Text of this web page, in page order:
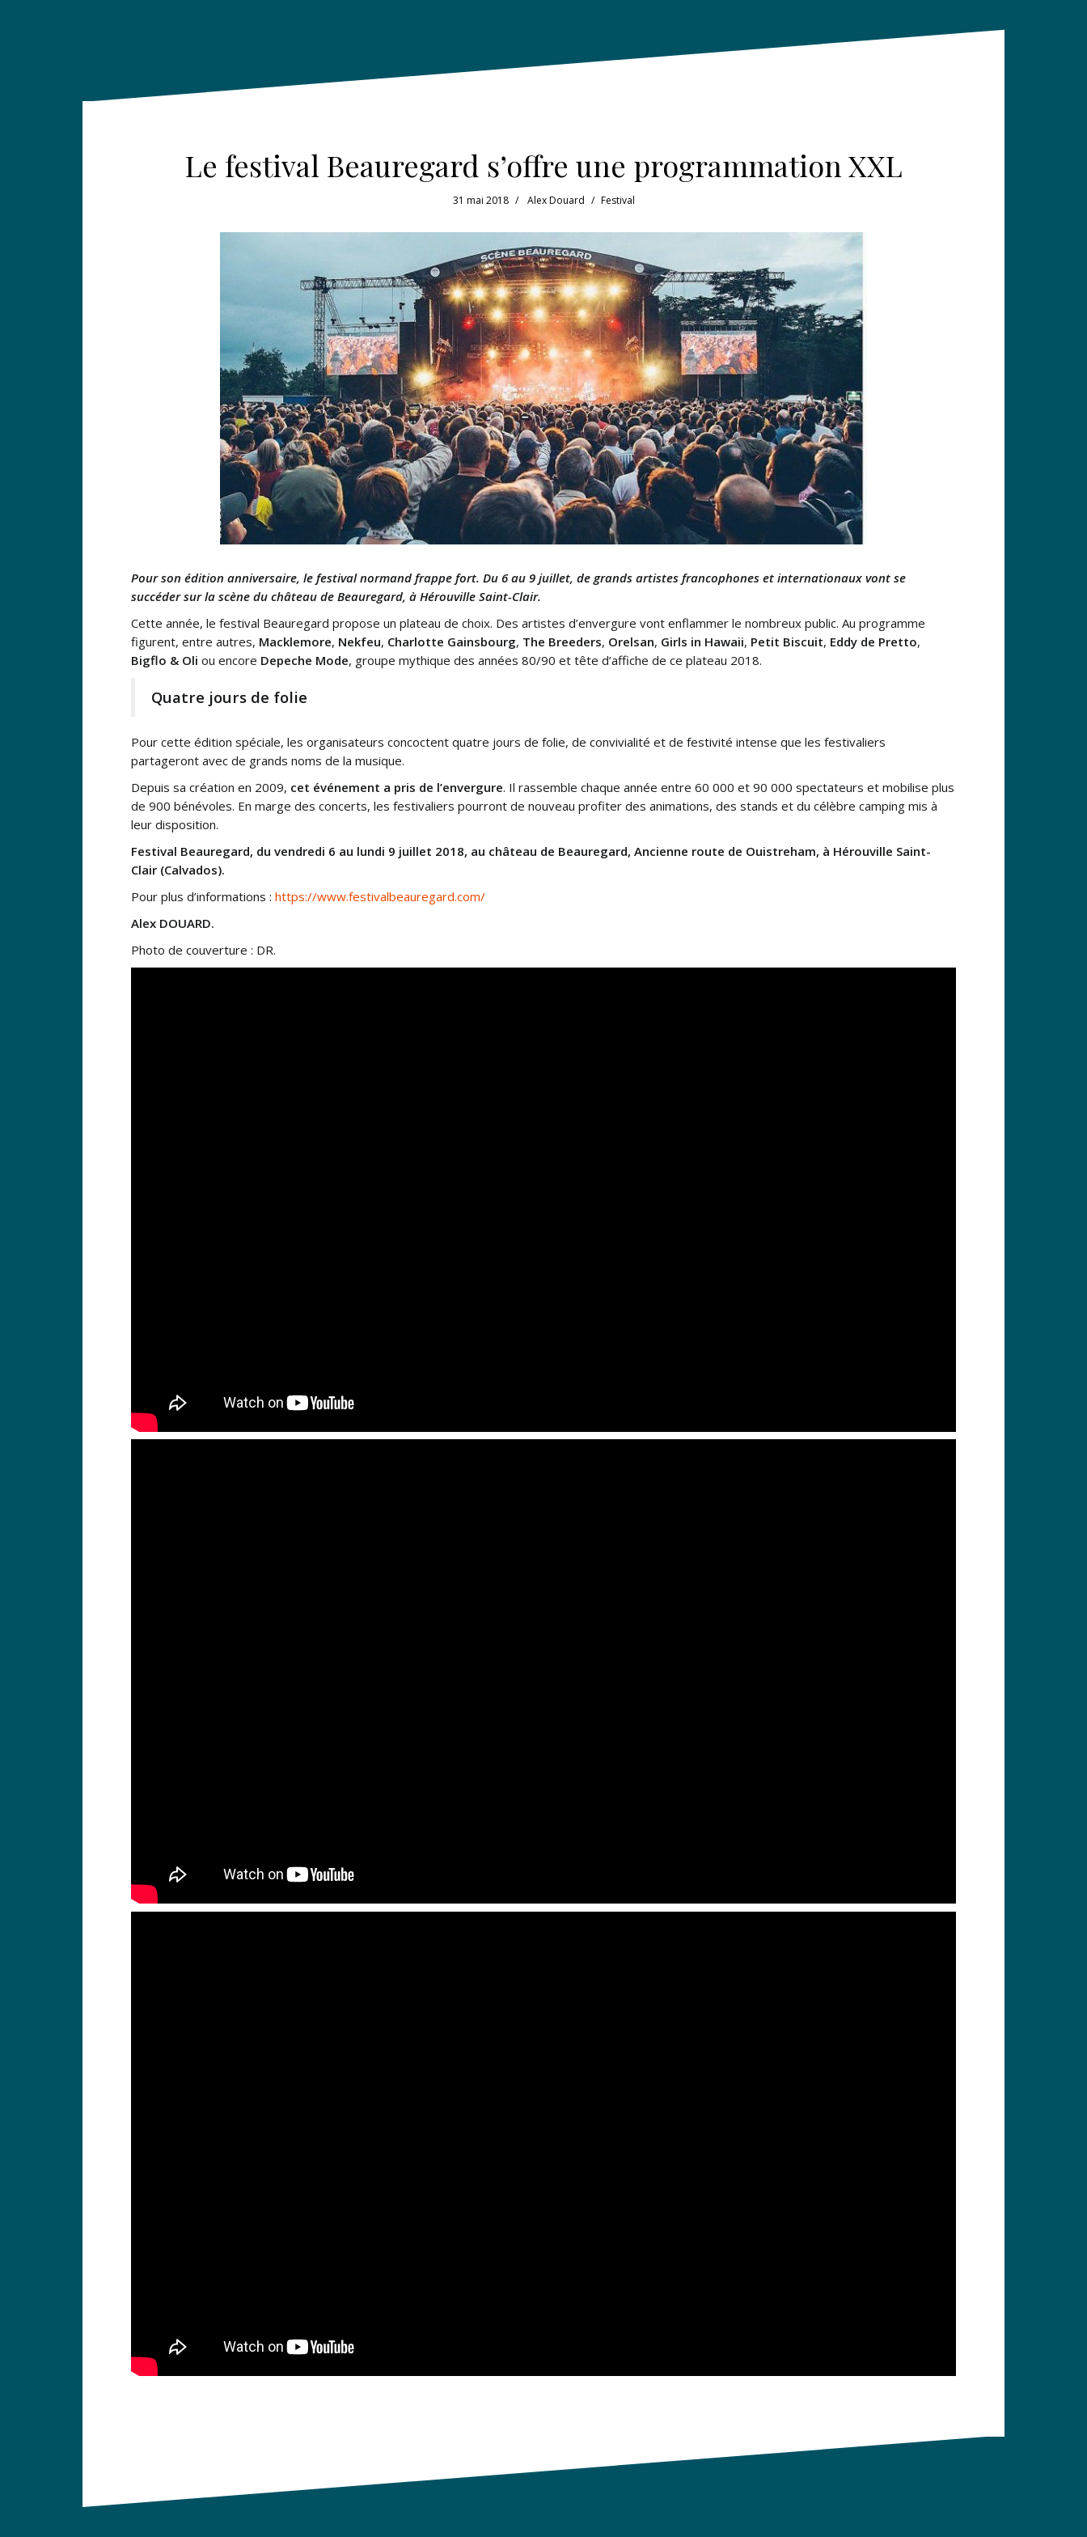
Le festival Beauregard s’offre une programmation XXL
31 mai 2018 Alex Douard Festival
Pour son édition anniversaire, le festival normand frappe fort. Du 6 au 9 juillet, de grands artistes francophones et internationaux vont se
succéder sur la scène du château de Beauregard, à Hérouville Saint-Clair.
Cette année, le festival Beauregard propose un plateau de choix. Des artistes d’envergure vont enflammer le nombreux public. Au programme
figurent, entre autres, Macklemore, Nekfeu, Charlotte Gainsbourg, The Breeders, Orelsan, Girls in Hawaii, Petit Biscuit, Eddy de Pretto,
Bigflo & Oli ou encore Depeche Mode, groupe mythique des années 80/90 et tête d’affiche de ce plateau 2018.
Quatre jours de folie
Pour cette édition spéciale, les organisateurs concoctent quatre jours de folie, de convivialité et de festivité intense que les festivaliers
partageront avec de grands noms de la musique.
Depuis sa création en 2009, cet événement a pris de l’envergure. Il rassemble chaque année entre 60 000 et 90 000 spectateurs et mobilise plus
de 900 bénévoles. En marge des concerts, les festivaliers pourront de nouveau profiter des animations, des stands et du célèbre camping mis à
leur disposition.
Festival Beauregard, du vendredi 6 au lundi 9 juillet 2018, au château de Beauregard, Ancienne route de Ouistreham, à Hérouville Saint-
Clair (Calvados).
Pour plus d’informations : https://www.festivalbeauregard.com/
Alex DOUARD.
Photo de couverture : DR.